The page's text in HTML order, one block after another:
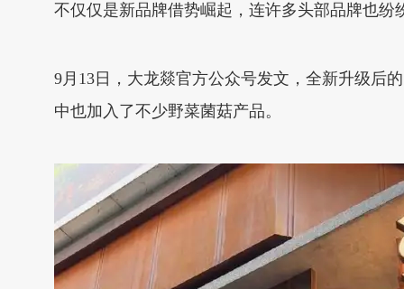
不仅仅是新品牌借势崛起，连许多头部品牌也
9月13日，大龙燚官方公众号发文，全新升级
中也加入了不少野菜菌菇产品。